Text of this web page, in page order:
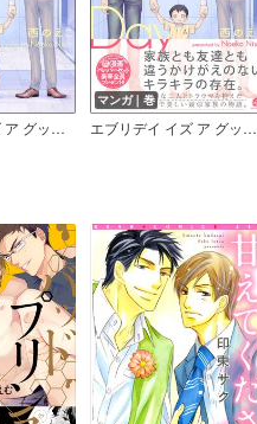
エブリデイ イズ ア グッドデイ（分冊版）
マンガ｜巻
エブリデイ イズ ア グッドデイ【電子限定かきおろし漫画付】